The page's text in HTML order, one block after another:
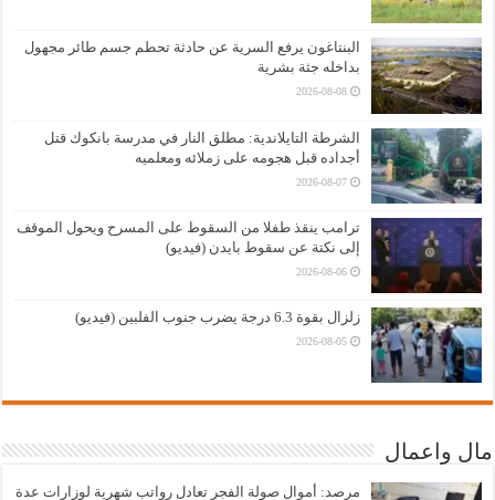
البنتاغون يرفع السرية عن حادثة تحطم جسم طائر مجهول
بداخله جثة بشرية
2026-08-08
الشرطة التايلاندية: مطلق النار في مدرسة بانكوك قتل
أجداده قبل هجومه على زملائه ومعلميه
2026-08-07
ترامب ينقذ طفلا من السقوط على المسرح ويحول الموقف
إلى نكتة عن سقوط بايدن (فيديو)
2026-08-06
زلزال بقوة 6.3 درجة يضرب جنوب الفلبين (فيديو)
2026-08-05
مال واعمال
مرصد: أموال صولة الفجر تعادل رواتب شهرية لوزارات عدة